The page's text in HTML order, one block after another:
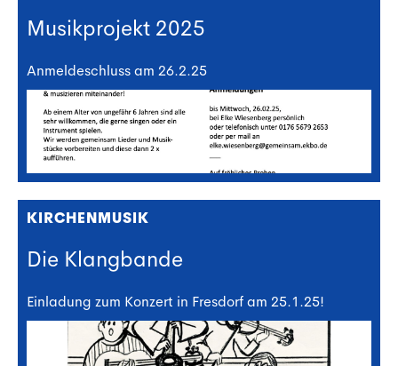
Musikprojekt 2025
Anmeldeschluss am 26.2.25
KIRCHENMUSIK
Die Klangbande
Einladung zum Konzert in Fresdorf am 25.1.25!